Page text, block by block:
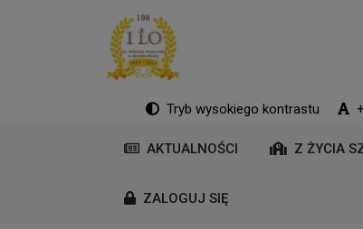
Tryb wysokiego kontrastu +
AKTUALNOŚCI Z ŻYCIA
ZALOGUJ SIĘ